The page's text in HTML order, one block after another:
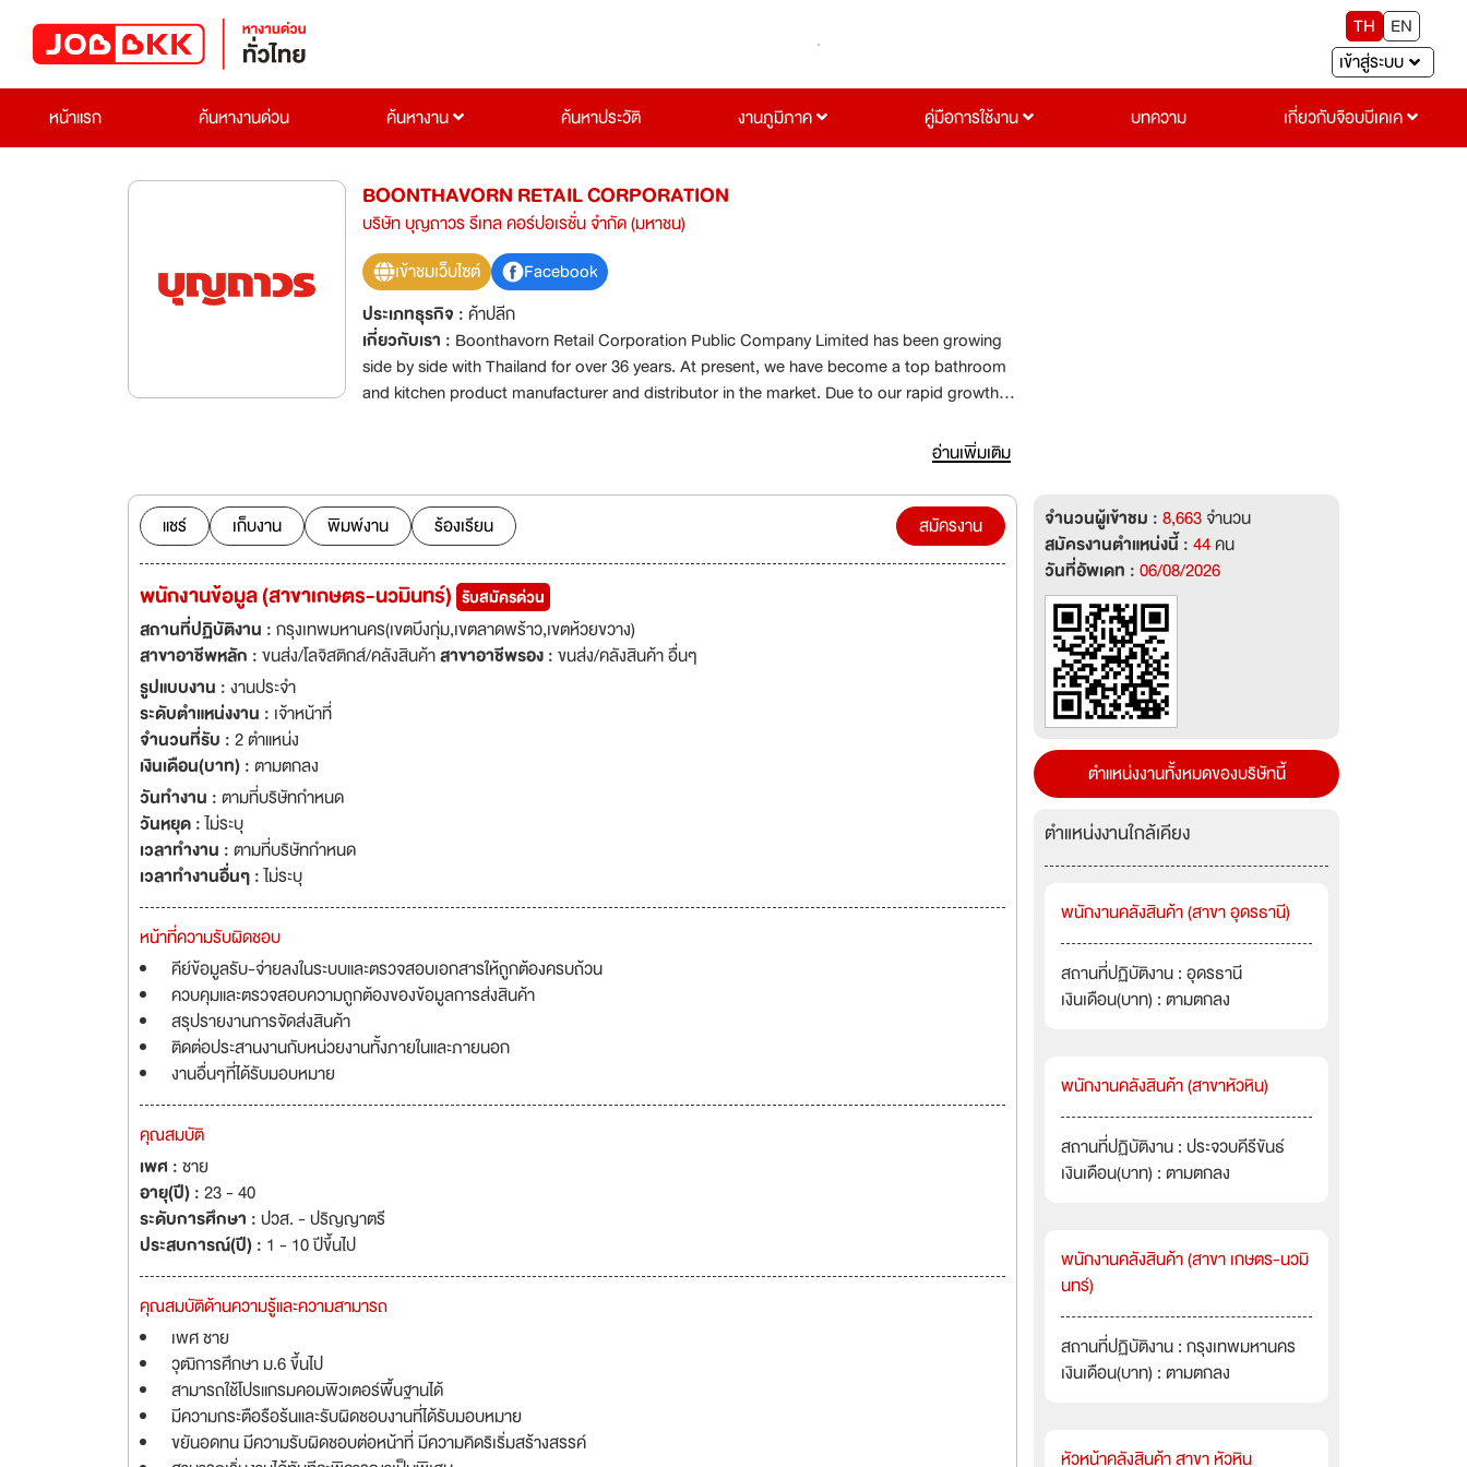
TH
EN
เข้าสู่ระบบ
หน้าแรก
ค้นหางานด่วน ค้นหางาน ค้นหาประวัติ งานภูมิภาค คู่มือการใช้งาน บทความ เกี่ยวกับจ๊อบบีเคเค
BOONTHAVORN RETAIL CORPORATION
บริษัท บุญถาวร รีเทล คอร์ปอเรชั่น จำกัด (มหาชน)
เข้าชมเว็บไซต์
Facebook
ประเภทธุรกิจ :ค้าปลีก
เกี่ยวกับเรา : Boonthavorn Retail Corporation Public Company Limited has been growing
side by side with Thailand for over 36 years. At present, we have become a top bathroom
and kitchen product manufacturer and distributor in the market. Due to our rapid growth,
อ่านเพิ่มเติม
แชร์ เก็บงาน พิมพ์งาน ร้องเรียน สมัครงาน
พนักงานข้อมูล (สาขาเกษตร-นวมินทร์) รับสมัครด่วน
สถานที่ปฏิบัติงาน :กรุงเทพมหานคร(เขตบึงกุ่ม,เขตลาดพร้าว,เขตห้วยขวาง)
สาขาอาชีพหลัก :ขนส่ง/โลจิสติกส์/คลังสินค้าสาขาอาชีพรอง :ขนส่ง/คลังสินค้า อื่นๆ
รูปแบบงาน :งานประจำ
ระดับตำแหน่งงาน : เจ้าหน้าที่
จำนวนที่รับ :2 ตำแหน่ง
เงินเดือน(บาท) :ตามตกลง
วันทำงาน :ตามที่บริษัทกำหนด
วันหยุด :ไม่ระบุ
เวลาทำงาน :ตามที่บริษัทกำหนด
เวลาทำงานอื่นๆ :ไม่ระบุ
หน้าที่ความรับผิดชอบ
คีย์ข้อมูลรับ-จ่ายลงในระบบและตรวจสอบเอกสารให้ถูกต้องครบถ้วน
ควบคุมและตรวจสอบความถูกต้องของข้อมูลการส่งสินค้า
สรุปรายงานการจัดส่งสินค้า
ติดต่อประสานงานกับหน่วยงานทั้งภายในและภายนอก
งานอื่นๆที่ได้รับมอบหมาย
คุณสมบัติ
เพศ :ชาย
อายุ(ปี) :23 - 40
ระดับการศึกษา :ปวส. - ปริญญาตรี
ประสบการณ์(ปี) : 1 - 10 ปีขึ้นไป
คุณสมบัติด้านความรู้และความสามารถ
เพศ ชาย
วุฒิการศึกษา ม.6 ขึ้นไป
สามารถใช้โปรแกรมคอมพิวเตอร์พื้นฐานได้
มีความกระตือรือร้นและรับผิดชอบงานที่ได้รับมอบหมาย
ขยันอดทน มีความรับผิดชอบต่อหน้าที่ มีความคิดริเริ่มสร้างสรรค์
จำนวนผู้เข้าชม :8,663จำนวน
สมัครงานตำแหน่งนี้ :44คน
วันที่อัพเดท :06/08/2026
ตำแหน่งงานทั้งหมดของบริษัทนี้
ตำแหน่งงานใกล้เคียง
พนักงานคลังสินค้า (สาขา อุดรธานี)
สถานที่ปฏิบัติงาน : อุดรธานี
เงินเดือน(บาท) : ตามตกลง
พนักงานคลังสินค้า (สาขาหัวหิน)
สถานที่ปฏิบัติงาน : ประจวบคีรีขันธ์
เงินเดือน(บาท) : ตามตกลง
พนักงานคลังสินค้า (สาขา เกษตร-นวมิ
นทร์)
สถานที่ปฏิบัติงาน : กรุงเทพมหานคร
เงินเดือน(บาท) : ตามตกลง
หัวหน้าคลังสินค้า สาขา หัวหิน